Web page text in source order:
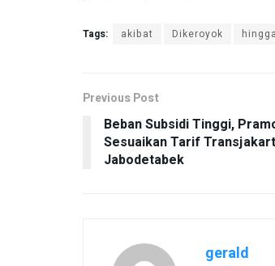
Tags: akibat Dikeroyok hingga
Previous Post
Beban Subsidi Tinggi,
Sesuaikan Tarif
Jabodetabek
gerald